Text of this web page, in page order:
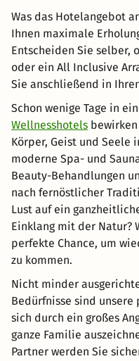
Was das Hotelangebot
Ihnen maximale
Entscheiden Sie selber,
oder ein All Inclusive
Sie anschließend in
Schon wenige Tage in
Wellnesshotels
Körper, Geist und Seele
moderne Spa- und
Beauty-Behandlungen
nach fernöstlicher
Lust auf ein
Einklang mit der Natur?
perfekte Chance, um
zu kommen.
Nicht minder
Bedürfnisse sind unsere
sich durch ein großes
ganze Familie
Partner werden Sie